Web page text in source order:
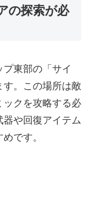
の探索が必
東部の「サイ
す。この場所は敵
ックを攻略する必
や回復アイテム
です。